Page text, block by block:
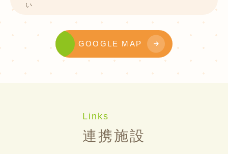
い
GOOGLE MAP
Links
連携施設